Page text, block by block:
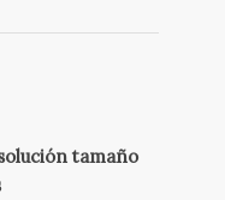
tamaño